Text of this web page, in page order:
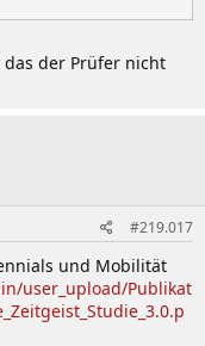
das der Prüfer nicht
#219.017
und Mobilität
user_upload/Publikat